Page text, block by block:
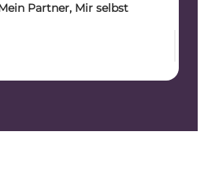
Partner, Mir selbst